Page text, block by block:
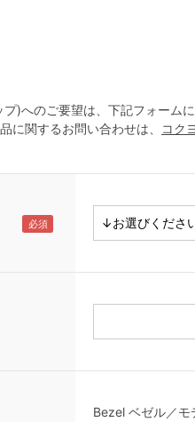
)へのご要望は、下記フォーム
に関するお問い合わせは、
コク
Bezel ベゼル／モ